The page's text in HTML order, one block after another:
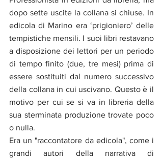
dopo sette uscite la collana si chiuse. In
edicola di Marino era ‘prigioniero’ delle
tempistiche mensili. I suoi libri restavano
a disposizione dei lettori per un periodo
di tempo finito (due, tre mesi) prima di
essere sostituiti dal numero successivo
della collana in cui uscivano. Questo è il
motivo per cui se si va in libreria della
sua sterminata produzione trovate poco
o nulla.
Era un "raccontatore da edicola", come i
grandi autori della narrativa di